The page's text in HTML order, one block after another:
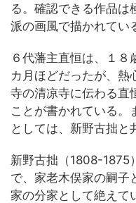
る。確認できる作品は
派の画風で描かれてい
６代藩主直恒は、１８
カ月ほどだったが、熱
寺の清凉寺に伝わる直
ことが書かれている。
としては、新野古拙と
新野古拙（1808-1875
で、家老木俣家の嗣子
家の分家として絶えて